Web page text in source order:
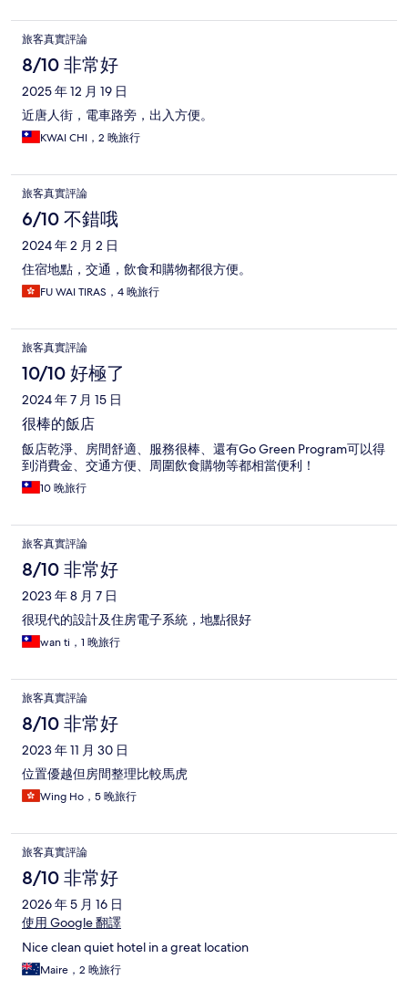
旅客真實評論
8/10 非常好
2025 年 12 月 19 日
近唐人街，電車路旁，出入方便。
KWAI CHI，2 晚旅行
旅客真實評論
6/10 不錯哦
2024 年 2 月 2 日
住宿地點，交通，飲食和購物都很方便。
FU WAI TIRAS，4 晚旅行
旅客真實評論
10/10 好極了
2024 年 7 月 15 日
很棒的飯店
飯店乾淨、房間舒適、服務很棒、還有Go Green Program可以得
到消費金、交通方便、周圍飲食購物等都相當便利！
10 晚旅行
旅客真實評論
8/10 非常好
2023 年 8 月 7 日
很現代的設計及住房電子系統，地點很好
wan ti，1 晚旅行
旅客真實評論
8/10 非常好
2023 年 11 月 30 日
位置優越但房間整理比較馬虎
Wing Ho，5 晚旅行
旅客真實評論
8/10 非常好
2026 年 5 月 16 日
使用 Google 翻譯
Nice clean quiet hotel in a great location
Maire，2 晚旅行